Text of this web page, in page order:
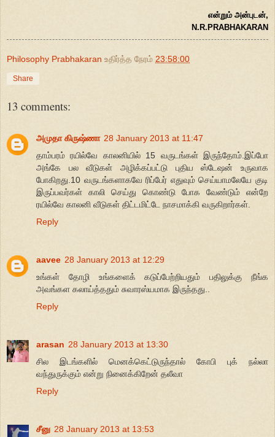
என்றும் அன்புடன்,
N.R.PRABHAKARAN
Philosophy Prabhakaran உதிர்த்த நேரம் 23:58:00
Share
13 comments:
அமுதா கிருஷ்ணா 28 January 2013 at 11:47
தாம்பரம் ரயில்வே காலனியில் 15 வருடங்கள் இருந்தோம்.இப்போ
அங்கே பல வீடுகள் அழிக்கப்பட்டு புதிய ஸ்டேஷன் உருவாக
போகிறது.10 வருடங்களாகவே ரிப்பேர் எதுவும் செய்யாமலேயே குடி
இருப்பவர்கள் காலி செய்து கொண்டு போக வேண்டும் என்றே
ரயில்வே காலனி வீடுகள் திட்டமிட்டே நாசமாக்கி வருகிறார்கள்.
Reply
aavee 28 January 2013 at 12:29
உங்கள் தோழி உங்களைக் கடுப்பேற்றியதும் பதிலுக்கு நீங்க
அவங்கள கலாய்த்ததும் சுவாரஸ்யமாக இருந்தது..
Reply
arasan 28 January 2013 at 13:30
சில இடங்களில் மெனக்கெட்டுருந்தால் கோபி புக் நல்லா
வந்துருக்கும் என்று நினைக்கிறேன் தலீவா
Reply
சீனு 28 January 2013 at 13:53